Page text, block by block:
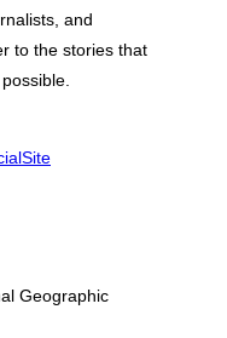
and
to the stories that
Geographic